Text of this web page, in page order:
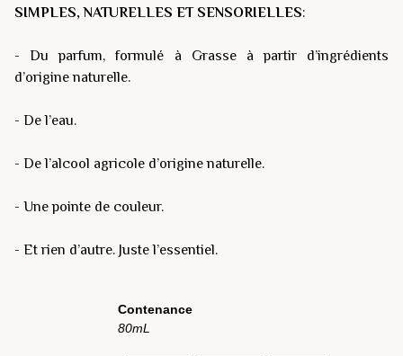
SIMPLES, NATURELLES ET SENSORIELLES:
- Du parfum, formulé à Grasse à partir d’ingrédients
d’origine naturelle.
- De l’eau.
- De l’alcool agricole d’origine naturelle.
- Une pointe de couleur.
- Et rien d’autre. Juste l’essentiel.
Contenance
80mL